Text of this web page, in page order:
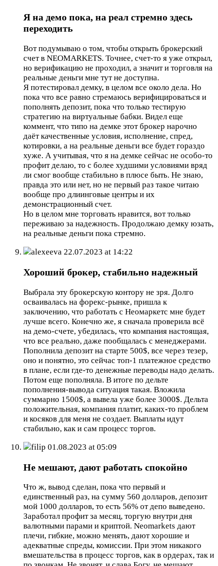
Я на демо пока, на реал стремно здесь
переходить
Вот подумываю о том, чтобы открыть брокерский
счет в NEOMARKETS. Точнее, счет-то я уже открыл,
но верификацию не проходил, а значит и торговля на
реальные деньги мне тут не доступна.
Я потестировал демку, в целом все около дела. Но
пока что все равно стремаюсь верифицироваться и
пополнять депозит, пока что только тестирую
стратегию на виртуальные бабки. Видел еще
коммент, что типо на демке этот брокер нарочно
даёт качественные условия, исполнение, спред,
котировки, а на реальные деньги все будет гораздо
хуже. А учитывая, что я на демке сейчас не особо-то
профит делаю, то с более худшими условиями вряд
ли смог вообще стабильно в плюсе быть. Не знаю,
правда это или нет, но не первый раз такое читаю
вообще про длиинговые центры и их
демонстрационный счет.
Но в целом мне торговать нравится, вот только
переживаю за надежность. Продолжаю демку юзать,
на реальные деньги пока стремно.
alexeeva 22.07.2023 at 14:22
Хороший брокер, стабильно надежный
Выбрала эту брокерскую контору не зря. Долго
осваивалась на форекс-рынке, пришла к
заключению, что работать с Неомаркетс мне будет
лучше всего. Конечно же, я сначала проверила всё
на демо-счете, убедилась, что компания настоящая,
что все реально, даже пообщалась с менеджерами.
Пополнила депозит на старте 500$, все через тезер,
оно и понятно, это сейчас топ-1 платежное средство
в плане, если где-то денежные переводы надо делать.
Потом еще пополняла. В итоге по дельте
пополнения-вывода ситуация такая. Вложила
суммарно 1500$, а вывела уже более 3000$. Дельта
положительная, компания платит, каких-то проблем
и косяков для меня не создает. Выплаты идут
стабильно, как и сам процесс торгов.
filip 01.08.2023 at 05:09
Не мешают, дают работать спокойно
Что ж, вывод сделан, пока что первый и
единственный раз, на сумму 560 долларов, депозит
мой 1000 долларов, то есть 56% от депо выведено.
Заработал профит за месяц, торгую внутри дня
валютными парами и криптой. Neomarkets дают
плечи, гибкие, можно менять, дают хорошие и
адекватные спреды, комиссии. При этом никакого
вмешательства в процесс торгов, как в ордерах, так и